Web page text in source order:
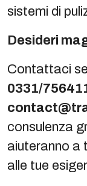
sistemi di
Desideri
Contattaci
0331/
consulenza
aiuteranno a
alle tue